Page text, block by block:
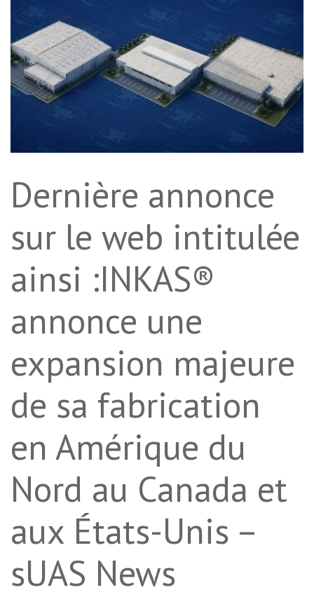
Dernière annonce
sur le web intitulée
ainsi :INKAS®
annonce une
expansion majeure
de sa fabrication
en Amérique du
Nord au Canada et
aux États-Unis –
sUAS News